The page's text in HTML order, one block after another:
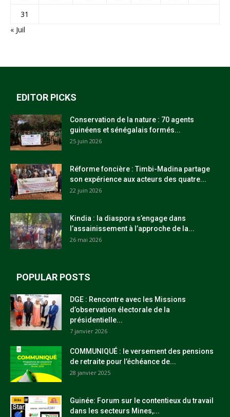
31
« Juil
EDITOR PICKS
Conservation de la nature : 70 agents
guinéens et sénégalais formés...
25 juin 2026
Réforme foncière : Timbi-Madina partage
son expérience aux acteurs des quatre...
22 juin 2026
Kindia : la diaspora s’engage dans
l’assainissement à l’approche de la...
26 mai 2026
POPULAR POSTS
DGE : Rencontre avec les Missions
d’observation électorale de la
présidentielle...
7 janvier 2026
COMMUNIQUÉ : le versement des pensions
de retraite pour l’échéance de...
28 janvier 2025
Guinée: Forum sur le contentieux du travail
dans les secteurs Mines,...